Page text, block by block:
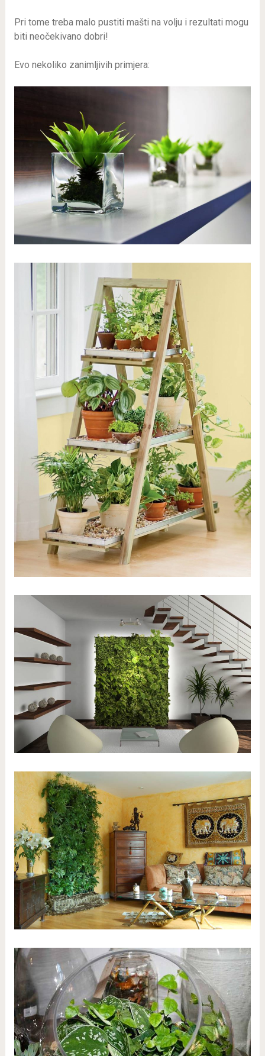
Pri tome treba malo pustiti mašti na volju i rezultati mogu
biti neočekivano dobri!
Evo nekoliko zanimljivih primjera: